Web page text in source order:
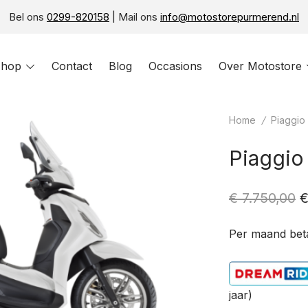
Bel ons 0299-820158 | Mail ons info@motostorepurmerend.nl
ToggleContact Blog Occasions Over Motostore
Home / Piaggio
€7.750,00 €
Per maand
jaar)